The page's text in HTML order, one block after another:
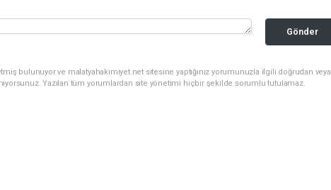
Gönder
bulunuyor ve malatyahakimiyet.net sitesine yaptığınız yorumunuzla ilgili doğrudan veya
Yazılan tüm yorumlardan site yönetimi hiçbir şekilde sorumlu tutulamaz.